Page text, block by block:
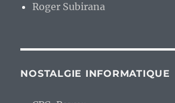
Roger Subirana
NOSTALGIE INFORMATIQUE